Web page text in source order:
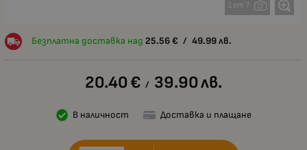
1 от 7
Безплатна доставка над 25.56 € / 49.99 лв.
20.40 € / 39.90лв.
В наличност Доставка и плащане